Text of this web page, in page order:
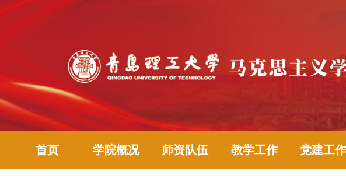
首页 学院概况 师资队伍 教学工作 党建工作